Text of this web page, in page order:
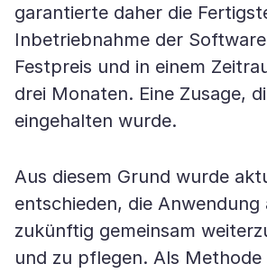
garantierte daher die
Inbetriebnahme der
Festpreis und in einem
drei Monaten. Eine Zusage,
eingehalten wurde.
Aus diesem Grund wurde
entschieden, die Anwendung
zukünftig gemeinsam
und zu pflegen. Als Methode